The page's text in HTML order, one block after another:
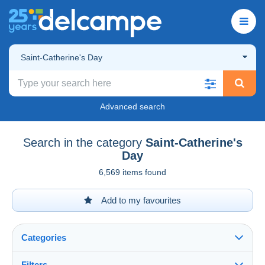
Saint-Catherine's Day
Advanced search
Search in the category Saint-Catherine's
Day
6,569 items found
Add to my favourites
Categories